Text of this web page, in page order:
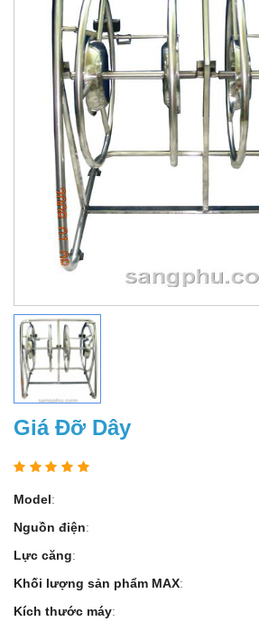
Giá Đỡ Dây
Model:
Nguồn điện:
Lực căng:
Khối lượng sản phẩm MAX:
Kích thước máy: